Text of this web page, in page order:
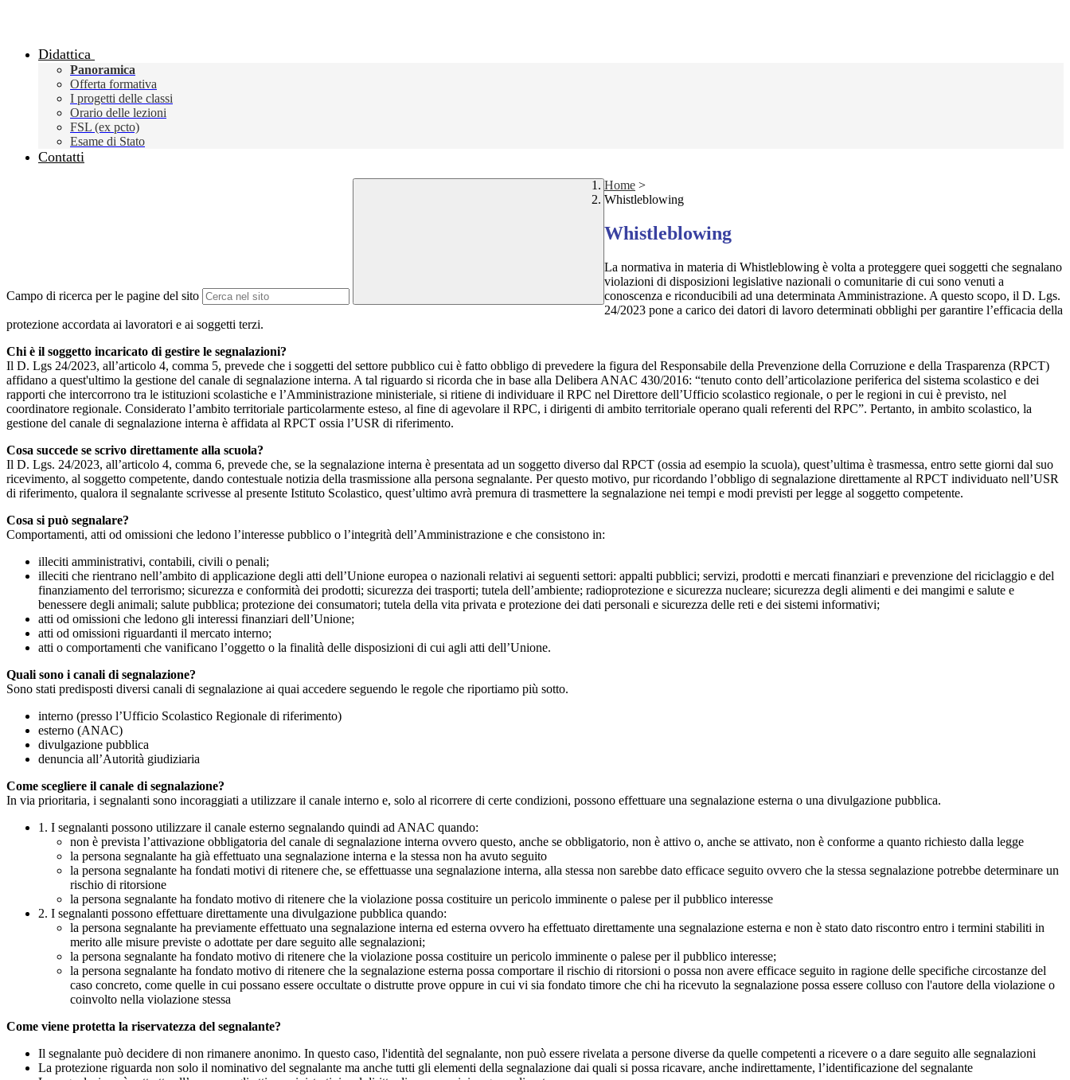
Didattica
Panoramica
Offerta formativa
I progetti delle classi
Orario delle lezioni
FSL (ex pcto)
Esame di Stato
Contatti
Campo di ricerca per le pagine del sito
Home >
Whistleblowing
Whistleblowing
La normativa in materia di Whistleblowing è volta a proteggere quei soggetti che segnalano
violazioni di disposizioni legislative nazionali o comunitarie di cui sono venuti a
conoscenza e riconducibili ad una determinata Amministrazione. A questo scopo, il D. Lgs.
24/2023 pone a carico dei datori di lavoro determinati obblighi per garantire l’efficacia della
protezione accordata ai lavoratori e ai soggetti terzi.
Chi è il soggetto incaricato di gestire le segnalazioni?
Il D. Lgs 24/2023, all’articolo 4, comma 5, prevede che i soggetti del settore pubblico cui è fatto obbligo di prevedere la figura del Responsabile della Prevenzione della Corruzione e della Trasparenza (RPCT)
affidano a quest'ultimo la gestione del canale di segnalazione interna. A tal riguardo si ricorda che in base alla Delibera ANAC 430/2016: “tenuto conto dell’articolazione periferica del sistema scolastico e dei
rapporti che intercorrono tra le istituzioni scolastiche e l’Amministrazione ministeriale, si ritiene di individuare il RPC nel Direttore dell’Ufficio scolastico regionale, o per le regioni in cui è previsto, nel
coordinatore regionale. Considerato l’ambito territoriale particolarmente esteso, al fine di agevolare il RPC, i dirigenti di ambito territoriale operano quali referenti del RPC”. Pertanto, in ambito scolastico, la
gestione del canale di segnalazione interna è affidata al RPCT ossia l’USR di riferimento.
Cosa succede se scrivo direttamente alla scuola?
Il D. Lgs. 24/2023, all’articolo 4, comma 6, prevede che, se la segnalazione interna è presentata ad un soggetto diverso dal RPCT (ossia ad esempio la scuola), quest’ultima è trasmessa, entro sette giorni dal suo
ricevimento, al soggetto competente, dando contestuale notizia della trasmissione alla persona segnalante. Per questo motivo, pur ricordando l’obbligo di segnalazione direttamente al RPCT individuato nell’USR
di riferimento, qualora il segnalante scrivesse al presente Istituto Scolastico, quest’ultimo avrà premura di trasmettere la segnalazione nei tempi e modi previsti per legge al soggetto competente.
Cosa si può segnalare?
Comportamenti, atti od omissioni che ledono l’interesse pubblico o l’integrità dell’Amministrazione e che consistono in:
illeciti amministrativi, contabili, civili o penali;
illeciti che rientrano nell’ambito di applicazione degli atti dell’Unione europea o nazionali relativi ai seguenti settori: appalti pubblici; servizi, prodotti e mercati finanziari e prevenzione del riciclaggio e del
finanziamento del terrorismo; sicurezza e conformità dei prodotti; sicurezza dei trasporti; tutela dell’ambiente; radioprotezione e sicurezza nucleare; sicurezza degli alimenti e dei mangimi e salute e
benessere degli animali; salute pubblica; protezione dei consumatori; tutela della vita privata e protezione dei dati personali e sicurezza delle reti e dei sistemi informativi;
atti od omissioni che ledono gli interessi finanziari dell’Unione;
atti od omissioni riguardanti il mercato interno;
atti o comportamenti che vanificano l’oggetto o la finalità delle disposizioni di cui agli atti dell’Unione.
Quali sono i canali di segnalazione?
Sono stati predisposti diversi canali di segnalazione ai quai accedere seguendo le regole che riportiamo più sotto.
interno (presso l’Ufficio Scolastico Regionale di riferimento)
esterno (ANAC)
divulgazione pubblica
denuncia all’Autorità giudiziaria
Come scegliere il canale di segnalazione?
In via prioritaria, i segnalanti sono incoraggiati a utilizzare il canale interno e, solo al ricorrere di certe condizioni, possono effettuare una segnalazione esterna o una divulgazione pubblica.
1. I segnalanti possono utilizzare il canale esterno segnalando quindi ad ANAC quando:
non è prevista l’attivazione obbligatoria del canale di segnalazione interna ovvero questo, anche se obbligatorio, non è attivo o, anche se attivato, non è conforme a quanto richiesto dalla legge
la persona segnalante ha già effettuato una segnalazione interna e la stessa non ha avuto seguito
la persona segnalante ha fondati motivi di ritenere che, se effettuasse una segnalazione interna, alla stessa non sarebbe dato efficace seguito ovvero che la stessa segnalazione potrebbe determinare un
rischio di ritorsione
la persona segnalante ha fondato motivo di ritenere che la violazione possa costituire un pericolo imminente o palese per il pubblico interesse
2. I segnalanti possono effettuare direttamente una divulgazione pubblica quando:
la persona segnalante ha previamente effettuato una segnalazione interna ed esterna ovvero ha effettuato direttamente una segnalazione esterna e non è stato dato riscontro entro i termini stabiliti in
merito alle misure previste o adottate per dare seguito alle segnalazioni;
la persona segnalante ha fondato motivo di ritenere che la violazione possa costituire un pericolo imminente o palese per il pubblico interesse;
la persona segnalante ha fondato motivo di ritenere che la segnalazione esterna possa comportare il rischio di ritorsioni o possa non avere efficace seguito in ragione delle specifiche circostanze del
caso concreto, come quelle in cui possano essere occultate o distrutte prove oppure in cui vi sia fondato timore che chi ha ricevuto la segnalazione possa essere colluso con l'autore della violazione o
coinvolto nella violazione stessa
Come viene protetta la riservatezza del segnalante?
Il segnalante può decidere di non rimanere anonimo. In questo caso, l'identità del segnalante, non può essere rivelata a persone diverse da quelle competenti a ricevere o a dare seguito alle segnalazioni
La protezione riguarda non solo il nominativo del segnalante ma anche tutti gli elementi della segnalazione dai quali si possa ricavare, anche indirettamente, l’identificazione del segnalante